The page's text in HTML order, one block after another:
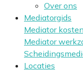
Over ons
Mediatorgids
Mediator kosten
Mediator
Locaties